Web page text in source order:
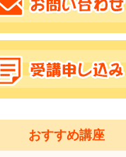
おすすめ講座